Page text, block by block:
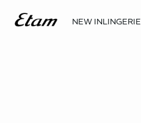
NEW INLINGERIE